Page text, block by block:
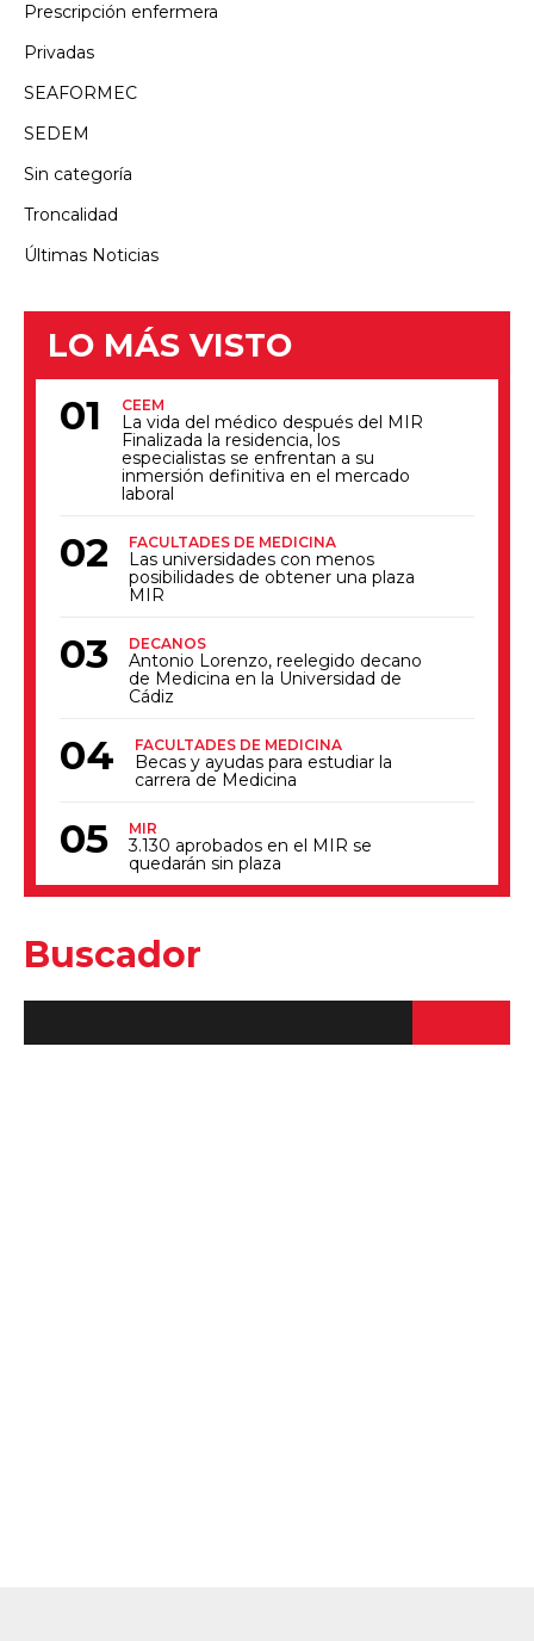
Prescripción enfermera
Privadas
SEAFORMEC
SEDEM
Sin categoría
Troncalidad
Últimas Noticias
LO MÁS VISTO
CEEM
La vida del médico después del MIR
Finalizada la residencia, los
especialistas se enfrentan a su
inmersión definitiva en el mercado
laboral
FACULTADES DE MEDICINA
Las universidades con menos
posibilidades de obtener una plaza
MIR
DECANOS
Antonio Lorenzo, reelegido decano
de Medicina en la Universidad de
Cádiz
FACULTADES DE MEDICINA
Becas y ayudas para estudiar la
carrera de Medicina
MIR
3.130 aprobados en el MIR se
quedarán sin plaza
Buscador